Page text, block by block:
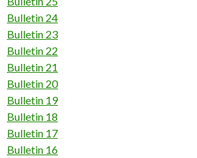
Bulletin 24
Bulletin 23
Bulletin 22
Bulletin 21
Bulletin 20
Bulletin 19
Bulletin 18
Bulletin 17
Bulletin 16